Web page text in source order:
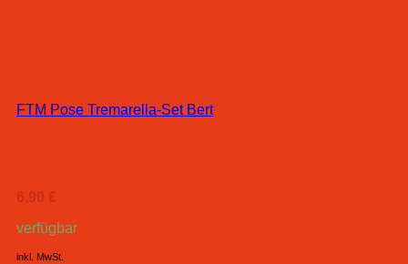
FTM Pose Tremarella-Set Bert
6,90 €
verfügbar
inkl. MwSt.